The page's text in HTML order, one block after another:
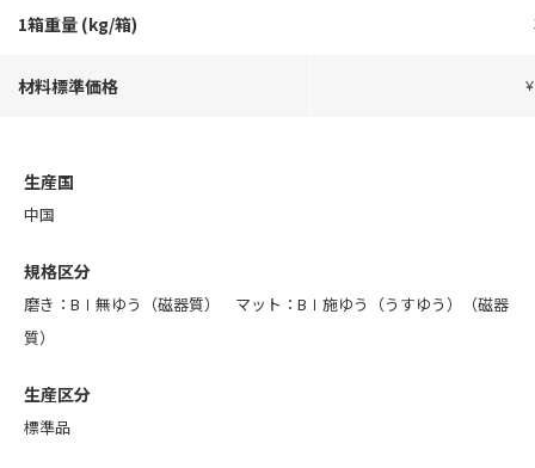
1箱重量 (kg/箱)
材料標準価格
生産国
中国
規格区分
磨き：BⅠ無ゆう（磁器質） マット：BⅠ施ゆう（うすゆう）（磁器
質）
生産区分
標準品